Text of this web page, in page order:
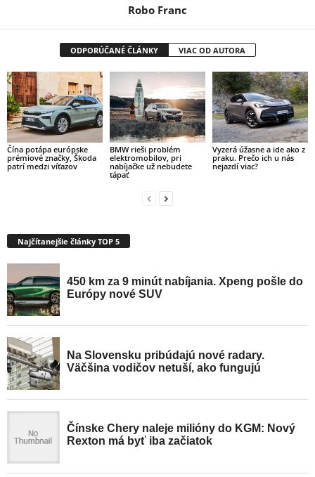
Robo Franc
ODPORÚČANÉ ČLÁNKY VIAC OD AUTORA
Čína potápa európske
prémiové značky, Škoda
patrí medzi víťazov
BMW rieši problém
elektromobilov, pri
nabíjačke už nebudete
tápať
Vyzerá úžasne a ide ako z
praku. Prečo ich u nás
nejazdí viac?
Najčítanejšie články TOP 5